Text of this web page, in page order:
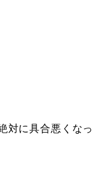
対に具合悪くなっ